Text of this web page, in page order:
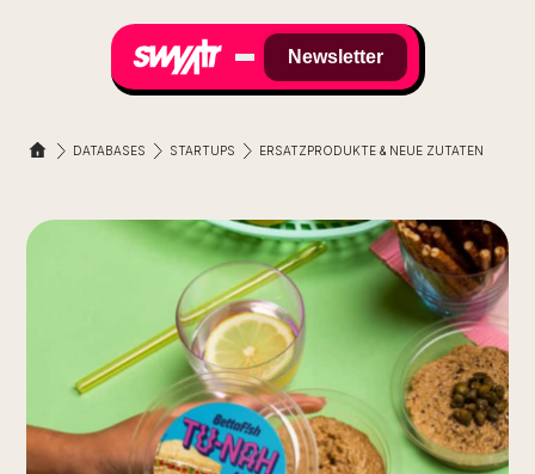
Newsletter
DATABASES STARTUPS ERSATZPRODUKTE & NEUE ZUTATEN